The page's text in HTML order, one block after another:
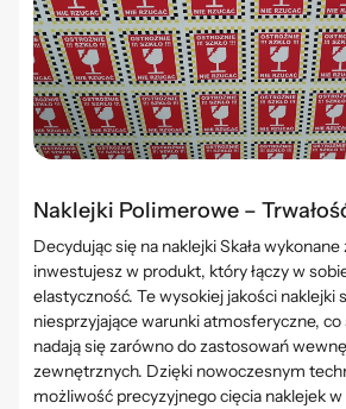
Naklejki Polimerowe –
Decydując się na naklejki Skała
inwestujesz w produkt, który łączy w
elastyczność. Te wysokiej jakości naklejki
niesprzyjające warunki atmosferyczne,
nadają się zarówno do zastosowań
zewnętrznych. Dzięki nowoczesnym
możliwość precyzyjnego cięcia naklejek